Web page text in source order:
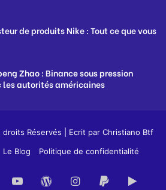
de produits Nike : Tout ce que vous
Zhao : Binance sous pression
les autorités américaines
Réservés | Ecrit par Christiano Btf
Le Blog Politique de confidentialité
YouTubeWordPress
Instagram
PayPal